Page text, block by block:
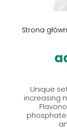
Strona
Unique
increasing